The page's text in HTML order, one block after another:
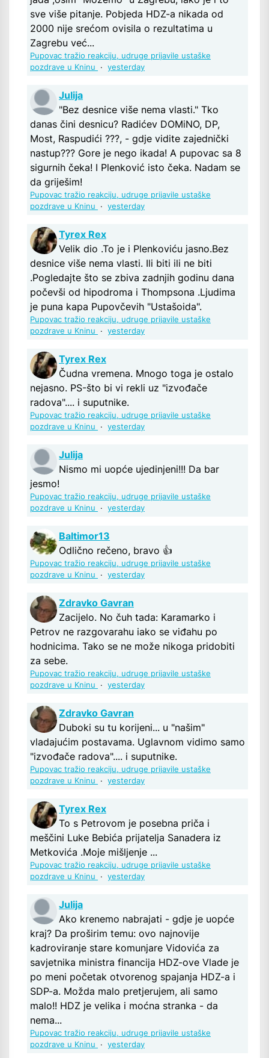
sve više pitanje. Pobjeda HDZ-a nikada od
2000 nije srećom ovisila o rezultatima u
Zagrebu već...
Pupovac tražio reakciju, udruge prijavile ustaške
pozdrave u Kninu
· yesterday
Julija
"Bez desnice više nema vlasti." Tko
danas čini desnicu? Radićev DOMiNO, DP,
Most, Raspudići ???, - gdje vidite zajednički
nastup??? Gore je nego ikada! A pupovac sa 8
sigurnih čeka! I Plenković isto čeka. Nadam se
da griješim!
Pupovac tražio reakciju, udruge prijavile ustaške
pozdrave u Kninu
· yesterday
Tyrex Rex
Velik dio .To je i Plenkoviću jasno.Bez
desnice više nema vlasti. Ili biti ili ne biti
.Pogledajte što se zbiva zadnjih godinu dana
počevši od hipodroma i Thompsona .Ljudima
je puna kapa Pupovčevih "Ustašoida".
Pupovac tražio reakciju, udruge prijavile ustaške
pozdrave u Kninu
· yesterday
Tyrex Rex
Čudna vremena. Mnogo toga je ostalo
nejasno. PS-što bi vi rekli uz "izvođače
radova".... i suputnike.
Pupovac tražio reakciju, udruge prijavile ustaške
pozdrave u Kninu
· yesterday
Julija
Nismo mi uopće ujedinjeni!!! Da bar
jesmo!
Pupovac tražio reakciju, udruge prijavile ustaške
pozdrave u Kninu
· yesterday
Baltimor13
Odlično rečeno, bravo 👍
Pupovac tražio reakciju, udruge prijavile ustaške
pozdrave u Kninu
· yesterday
Zdravko Gavran
Zacijelo. No čuh tada: Karamarko i
Petrov ne razgovarahu iako se viđahu po
hodnicima. Tako se ne može nikoga pridobiti
za sebe.
Pupovac tražio reakciju, udruge prijavile ustaške
pozdrave u Kninu
· yesterday
Zdravko Gavran
Duboki su tu korijeni... u "našim"
vladajućim postavama. Uglavnom vidimo samo
"izvođače radova".... i suputnike.
Pupovac tražio reakciju, udruge prijavile ustaške
pozdrave u Kninu
· yesterday
Tyrex Rex
To s Petrovom je posebna priča i
meščini Luke Bebića prijatelja Sanadera iz
Metkovića .Moje mišljenje ...
Pupovac tražio reakciju, udruge prijavile ustaške
pozdrave u Kninu
· yesterday
Julija
Ako krenemo nabrajati - gdje je uopće
kraj? Da proširim temu: ovo najnovije
kadroviranje stare komunjare Vidovića za
savjetnika ministra financija HDZ-ove Vlade je
po meni početak otvorenog spajanja HDZ-a i
SDP-a. Možda malo pretjerujem, ali samo
malo!! HDZ je velika i moćna stranka - da
nema...
Pupovac tražio reakciju, udruge prijavile ustaške
pozdrave u Kninu
· yesterday